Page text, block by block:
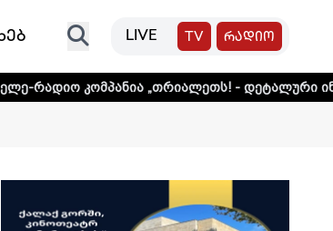
LIVE TV რადიო
„თრიალეთს! - დეტალური